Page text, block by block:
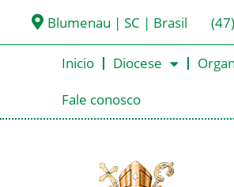
Blumenau | SC | Brasil
Inicio Diocese
Fale conosco